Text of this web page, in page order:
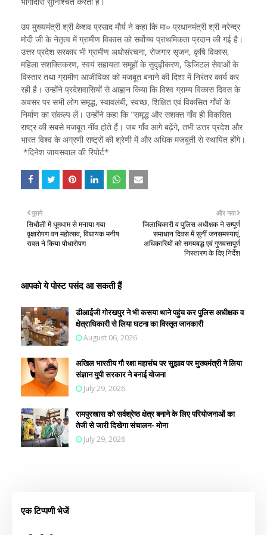
उप मुख्यमंत्री श्री केशव प्रसाद मौर्य ने कहा कि मा० प्रधानमंत्री श्री नरेन्द्र
मोदी जी के नेतृत्व में ग्रामीण विकास को सर्वोच्च प्राथमिकता प्रदान की गई है।
उत्तर प्रदेश सरकार भी ग्रामीण अधोसंरचना, रोजगार सृजन, कृषि विकास,
महिला सशक्तिकरण, स्वयं सहायता समूहों के सुदृढ़ीकरण, डिजिटल सेवाओं के
विस्तार तथा ग्रामीण आजीविका को मजबूत बनाने की दिशा में निरंतर कार्य कर
रही है। उन्होंने प्रदेशवासियों से आह्वान किया कि विश्व ग्राम्य विकास दिवस के
अवसर पर सभी लोग समृद्ध, स्वावलंबी, स्वच्छ, शिक्षित एवं विकसित गाँवों के
निर्माण का संकल्प लें। उन्होंने कहा कि "समृद्ध और सशक्त गाँव ही विकसित
राष्ट्र की सबसे मजबूत नींव होते हैं। जब गाँव आगे बढ़ेंगे, तभी उत्तर प्रदेश और
भारत विश्व के अग्रणी राष्ट्रों की श्रेणी में और अधिक मजबूती से स्थापित होंगे।
*दिनेश जायसवाल की रिपोर्ट*
और नया
जिलाधिकारी व पुलिस अधीक्षक ने सम्पूर्ण
समाधान दिवस में सुनीं जनसमस्याएं,
अधिकारियों को समयबद्ध एवं गुणवत्तापूर्ण
निस्तारण के दिए निर्देश
पुराने
सिधौली में धूमधाम से मनाया गया
वृक्षारोपण वन महोत्सव, विधायक मनीष
रावत ने किया पौधारोपण
आपको ये पोस्ट पसंद आ सकती हैं
डीआईजी गोरखपुर ने भी कसया थाने पहुंच कर पुलिस अधीक्षक व
क्षेत्राधिकारी से लिया घटना का विस्तृत जानकारी
August 06, 2026
अखिल भारतीय गौ रक्षा महासंघ पर सुझाव पर मुख्यमंत्री ने लिया
संज्ञान युपी सरकार ने बनाई योजना
July 29, 2026
रामपुरखास को सर्वश्रेष्ठ क्षेत्र बनाने के लिए परियोजनाओं का
तेजी से जारी दिखेगा संचालन- मोना
July 29, 2026
एक टिप्पणी भेजें